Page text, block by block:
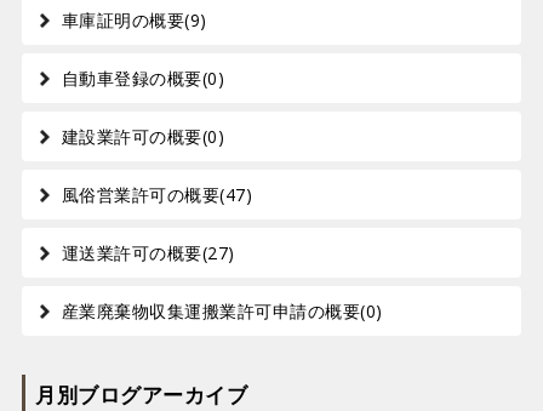
車庫証明の概要(9)
自動車登録の概要(0)
建設業許可の概要(0)
風俗営業許可の概要(47)
運送業許可の概要(27)
産業廃棄物収集運搬業許可申請の概要(0)
月別ブログアーカイブ